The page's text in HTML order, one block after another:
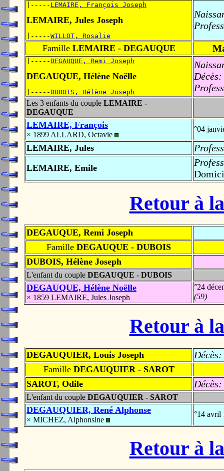
|----- LEMAIRE, François Joseph
LEMAIRE, Jules Joseph
|-----WILLOT, Rosalie
FamilleLEMAIRE - DEGAUQUE
|-----DEGAUQUE, Remi Joseph
DEGAUQUE, Hélène Noëlle
|-----DUBOIS, Hélène Joseph
Décès:
Les 3 enfants du couple LEMAIRE -
DEGAUQUE
LEMAIRE, François
× 1899 ALLARD, Octavie
°04
LEMAIRE, Jules
LEMAIRE, Emile
Retour à
DEGAUQUE, Remi Joseph
Famille DEGAUQUE - DUBOIS
DUBOIS, Hélène Joseph
L'enfant du couple DEGAUQUE - DUBOIS
DEGAUQUE, Hélène Noëlle
× 1859 LEMAIRE, Jules Joseph
°24
(59)
Retour à
DEGAUQUIER, Louis Joseph Décès:
FamilleDEGAUQUIER - SAROT
SAROT, Odile
Décès:
L'enfant du couple DEGAUQUIER - SAROT
DEGAUQUIER, René Alphonse
× MICHEZ, Alphonsine
°14
Retour à